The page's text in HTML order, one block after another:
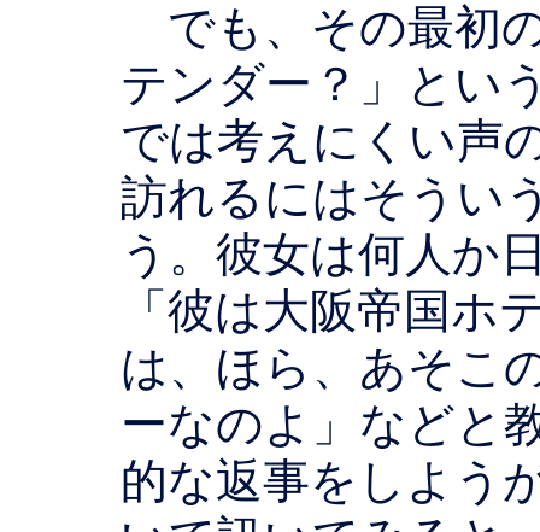
でも、その最初
テンダー？」とい
では考えにくい声
訪れるにはそうい
う。彼女は何人か
「彼は大阪帝国ホ
は、ほら、あそこ
ーなのよ」などと
的な返事をしよう